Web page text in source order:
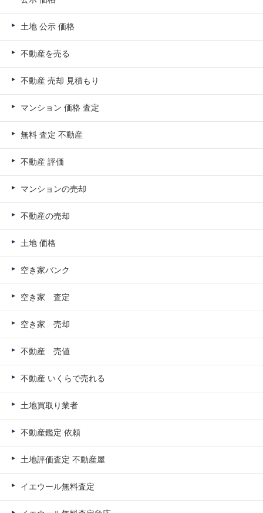
土地 公示 価格
不動産を売る
不動産 売却 見積もり
マンション 価格 査定
無料 査定 不動産
不動産 評価
マンションの売却
不動産の売却
土地 価格
空き家バンク
空き家 査定
空き家 売却
不動産 売値
不動産 いくらで売れる
土地買取り業者
不動産鑑定 依頼
土地評価査定 不動産屋
イエウール無料査定